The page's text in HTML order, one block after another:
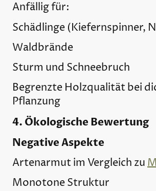
Anfällig für:
Schädlinge (Kiefernspinner,
Waldbrände
Sturm und Schneebruch
Begrenzte Holzqualität bei
Pflanzung
4. Ökologische Bewertung
Negative Aspekte
Artenarmut im Vergleich zu
Monotone Struktur